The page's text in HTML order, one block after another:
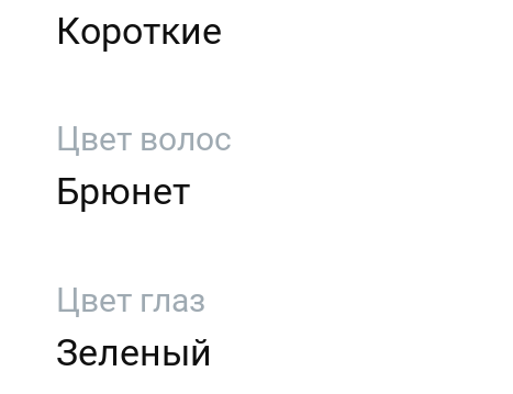
Короткие
Цвет волос
Брюнет
Цвет глаз
Зеленый